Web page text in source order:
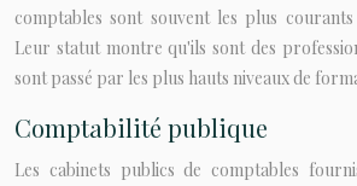
comptables sont souvent les plus
Leur statut montre qu'ils sont des
sont passé par les plus hauts niveaux de
Comptabilité publique
Les cabinets publics de comptables